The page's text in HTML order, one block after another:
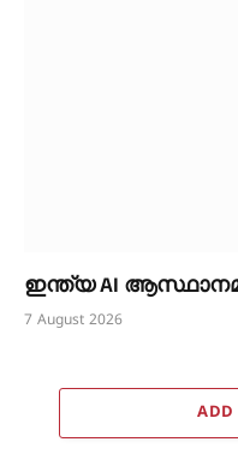
ഇന്ത്യ AI
7 August 2026
ADD